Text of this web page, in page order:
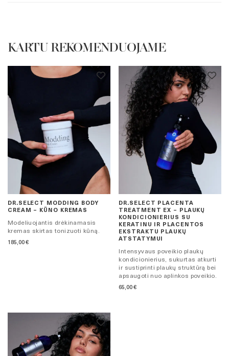
KARTU REKOMENDUOJAME
DR.SELECT MODDING BODY
CREAM – KŪNO KREMAS
Modeliuojantis drėkinamasis
kremas skirtas tonizuoti kūną.
185,00€
DR.SELECT PLACENTA
TREATMENT EX – PLAUKŲ
KONDICIONIERIUS SU
KERATINU IR PLACENTOS
EKSTRAKTU PLAUKŲ
ATSTATYMUI
Intensyvaus poveikio plaukų
kondicionierius, sukurtas atkurti
ir sustiprinti plaukų struktūrą bei
apsaugoti nuo aplinkos poveikio.
65,00€